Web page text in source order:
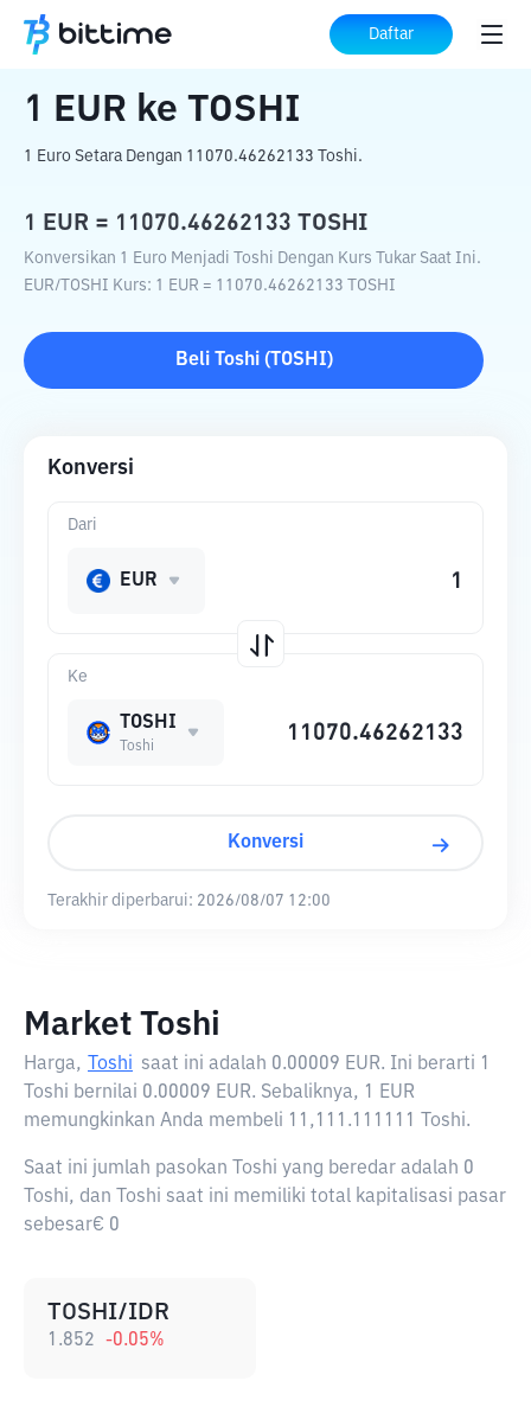
Daftar
Beranda Konverter Kripto ke TOSHI
1 EUR ke TOSHI
1 Euro Setara Dengan 11070.46262133 Toshi.
1 EUR = 11070.46262133 TOSHI
Konversikan 1 Euro Menjadi Toshi Dengan Kurs Tukar Saat Ini.
EUR/ TOSHI Kurs: 1 EUR = 11070.46262133 TOSHI
Beli Toshi( TOSHI)
Konversi
Ke
TOSHI
Toshi
Dari
EUR
Konversi
Terakhir diperbarui: 2026/08/07 12:00
Market Toshi
Harga, Toshi saat ini adalah 0.00009 EUR. Ini berarti 1
Toshi bernilai 0.00009 EUR. Sebaliknya, 1 EUR
memungkinkan Anda membeli 11,111.111111 Toshi.
Saat ini jumlah pasokan Toshi yang beredar adalah 0
Toshi, dan Toshi saat ini memiliki total kapitalisasi pasar
sebesar€ 0
TOSHI/IDR
1.852 -0.05%